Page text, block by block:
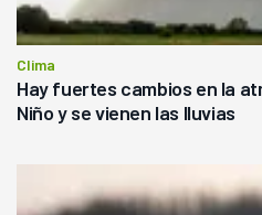
Clima
Hay fuertes cambios en la
Niño y se vienen las lluvias